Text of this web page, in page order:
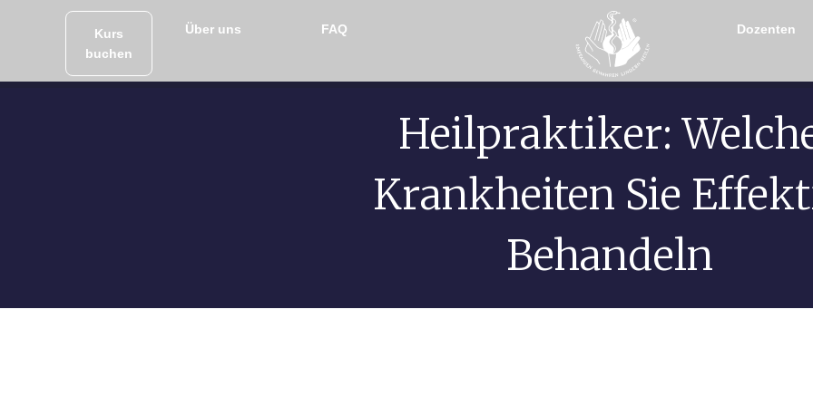
Kurs
buchen
Über uns FAQ Dozenten
Heilpraktiker:
Krankheiten Sie
Behandeln